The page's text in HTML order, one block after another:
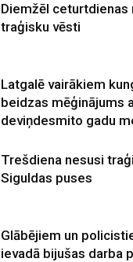
Diemžēl ceturtdienas
traģisku vēsti
Latgalē vairākiem
beidzas mēģinājums
deviņdesmito gadu
Trešdiena nesusi
Siguldas puses
Glābējiem un
ievadā bijušas darba